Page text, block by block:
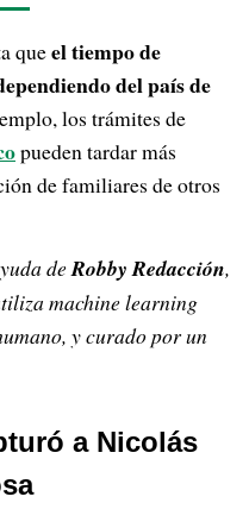
queel tiempo de
del país de
los trámites de
pueden tardar más
de familiares de otros
deRobby Redacción,
machine learning
y curado por un
a Nicolás